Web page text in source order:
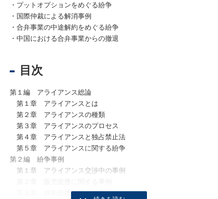
・プットオプションをめぐる紛争
・国際仲裁による解消事例
・合弁事業の中途解約をめぐる紛争
・中国における合弁事業からの撤退
目次
第１編 アライアンス総論
第１章 アライアンスとは
第２章 アライアンスの種類
第３章 アライアンスのプロセス
第４章 アライアンスと独占禁止法
第５章 アライアンスに関する紛争
第２編 紛争事例
第１章 アライアンス交渉中の事例
第３章 技術提携に関する事例